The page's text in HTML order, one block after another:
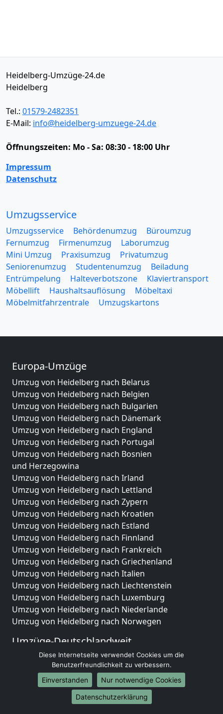
Heidelberg-Umzüge-24.de
Heidelberg
Tel.: 01579-2482351
E-Mail: info@heidelberg-umzuege-24.de
Öffnungszeiten: Mo - Sa: 08:30 - 18:00 Uhr
Impressum
Datenschutz
Umzugsservice
Umzugsservice Behördenumzug
Büroumzug
Fernumzug
Firmenumzug
Laborumzug
Mini Umzug
Praxisumzug
Privatumzug
Seniorenumzug
Studentenumzug
Beiladung
Entrümpelung
Halteverbotszone
Klaviertransport
Möbellift
Haushaltsauflösung
Möbeltaxi
Möbelmitfahrzentrale
Umzugskartons
Europa-Umzüge
Umzug von Heidelberg nach Belarus
Umzug von Heidelberg nach Belgien
Umzug von Heidelberg nach Bulgarien
Umzug von Heidelberg nach Dänemark
Umzug von Heidelberg nach England
Umzug von Heidelberg nach Portugal
Umzug von Heidelberg nach Bosnien
und Herzegowina
Umzug von Heidelberg nach Irland
Umzug von Heidelberg nach Lettland
Umzug von Heidelberg nach Zypern
Umzug von Heidelberg nach Kroatien
Umzug von Heidelberg nach Estland
Umzug von Heidelberg nach Finnland
Umzug von Heidelberg nach Frankreich
Umzug von Heidelberg nach Griechenland
Umzug von Heidelberg nach Italien
Umzug von Heidelberg nach Liechtenstein
Umzug von Heidelberg nach Luxemburg
Umzug von Heidelberg nach Niederlande
Umzug von Heidelberg nach Norwegen
Umzüge-Deutschlandweit
Umzug von Heidelberg nach Berlin
Umzug von Heidelberg nach Hamburg
Umzug von Heidelberg nach München
Umzug von Heidelberg nach Köln
Umzug von Heidelberg nach Frankfurt am Main
Diese Internetseite verwendet Cookies um die
Benutzerfreundlichkeit zu verbessern.
Einverstanden
Nur notwendige Cookies
Datenschutzerklärung